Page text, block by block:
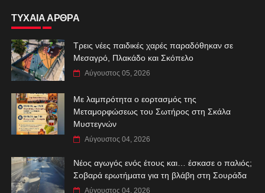
ΤΥΧΑΙΑ ΑΡΘΡΑ
Τρεις νέες παιδικές χαρές παραδόθηκαν σε
Μεσαγρό, Πλακάδο και Σκόπελο
Αύγουστος 05, 2026
Με λαμπρότητα ο εορτασμός της
Μεταμορφώσεως του Σωτήρος στη Σκάλα
Μυστεγνών
Αύγουστος 04, 2026
Νέος αγωγός ενός έτους και… έσκασε ο παλιός;
Σοβαρά ερωτήματα για τη βλάβη στη Σουράδα
Αύγουστος 04, 2026